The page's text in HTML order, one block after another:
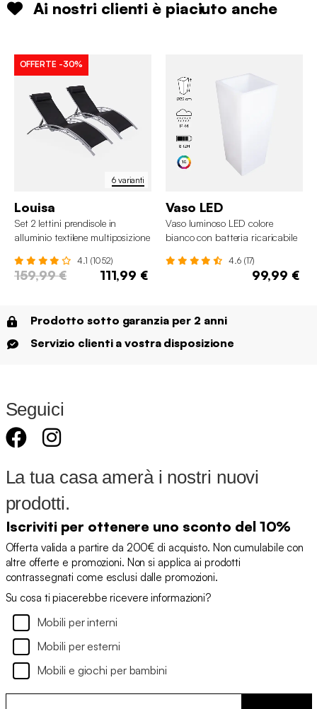
Ai nostri clienti è piaciuto anche
6 varianti
OFFERTE -30%
Louisa
Set 2 lettini prendisole in
alluminio textilene multiposizione
4.1 (1052)
159,99 € 111,99 €
Vaso LED
Vaso luminoso LED colore
bianco con batteria ricaricabile
4.6 (17)
99,99 €
Prodotto sotto garanzia per 2 anni
Servizio clienti a vostra disposizione
Seguici
La tua casa amerà i nostri nuovi
prodotti.
Iscriviti per ottenere uno sconto del 10%
Offerta valida a partire da 200€ di acquisto. Non cumulabile con
altre offerte e promozioni. Non si applica ai prodotti
contrassegnati come esclusi dalle promozioni.
Su cosa ti piacerebbe ricevere informazioni?
Mobili per interni
Mobili per esterni
Mobili e giochi per bambini